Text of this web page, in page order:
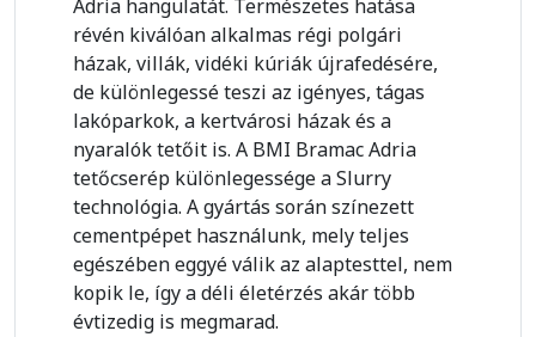
Adria hangulatát. Természetes hatása
révén kiválóan alkalmas régi polgári
házak, villák, vidéki kúriák újrafedésére,
de különlegessé teszi az igényes, tágas
lakóparkok, a kertvárosi házak és a
nyaralók tetőit is. A BMI Bramac Adria
tetőcserép különlegessége a Slurry
technológia. A gyártás során színezett
cementpépet használunk, mely teljes
egészében eggyé válik az alaptesttel, nem
kopik le, így a déli életérzés akár több
évtizedig is megmarad.